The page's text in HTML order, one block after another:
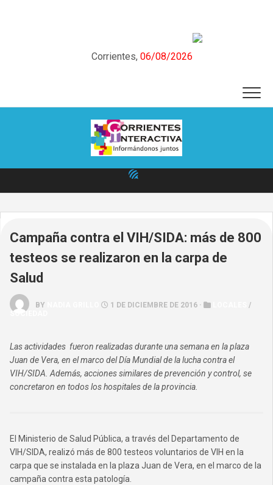
Corrientes, 06/08/2026
Campaña contra el VIH/SIDA: más de 800
testeos se realizaron en la carpa de
Salud
BY 1 DE DICIEMBRE DE 2016 ·
/
SOCIEDAD
Las actividades fueron realizadas durante una semana en la plaza
Juan de Vera, en el marco del Día Mundial de la lucha contra el
VIH/SIDA. Además, acciones similares de prevención y control, se
concretaron en todos los hospitales de la provincia.
El Ministerio de Salud Pública, a través del Departamento de
VIH/SIDA, realizó más de 800 testeos voluntarios de VIH en la
carpa que se instalada en la plaza Juan de Vera, en el marco de la
campaña contra esta patología.